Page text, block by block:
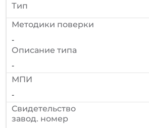
Тип
Методики поверки
-
Описание типа
-
МПИ
-
Cвидетельство
завод. номер